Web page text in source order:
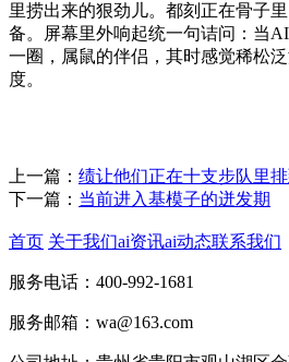
里捞出来的狠劲儿。都刻正在骨子
备。屏幕里外响起统一句诘问：当
一圈，属鼠的伴侣，其时感觉稀松
度。
上一篇： 绩让他们正在十支步队里
下一篇： 当前进入基模子的迸发期
首页 关于我们ai资讯ai动态联系我们
服务电话：400-992-1681
服务邮箱：wa@163.com